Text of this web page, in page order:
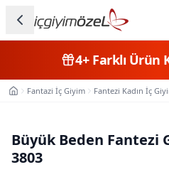
Kategorileri
Erkek
Çocuk
4+Farklı Ürün
Ana SayfaFantazi İç Giyim Fantezi Kadın İç
Büyük Beden
3803